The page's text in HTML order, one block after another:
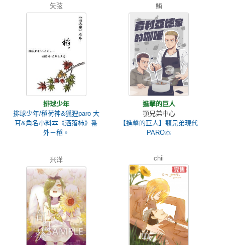
矢弦
排球少年
排球少年/稻荷神&狐狸paro 大
耳&角名小料本《洒落柿》番
外－稻。
鮪
進擊的巨人
顎兄弟中心
【進擊的巨人】顎兄弟現代
PARO本
米洋 chii